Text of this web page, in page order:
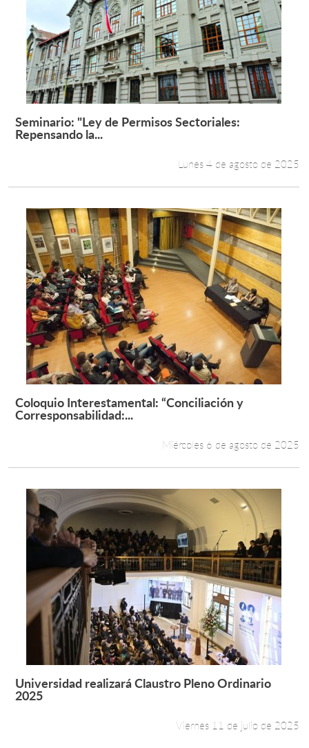
Leer más +
Seminario: "Ley de Permisos Sectoriales:
Repensando la...
Lunes 4 de agosto de 2025
Leer más +
Coloquio Interestamental: “Conciliación y
Corresponsabilidad:...
Miércoles 6 de agosto de 2025
Leer más +
Universidad realizará Claustro Pleno Ordinario
2025
Viernes 11 de julio de 2025